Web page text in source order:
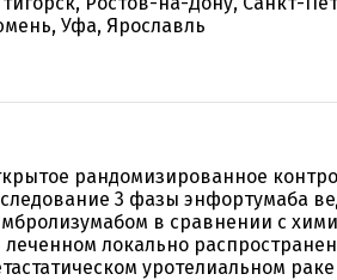
Уфа, Ярославль
рандомизированное
3 фазы энфортумаба
в сравнении с
леченном локально
уротелиальном раке